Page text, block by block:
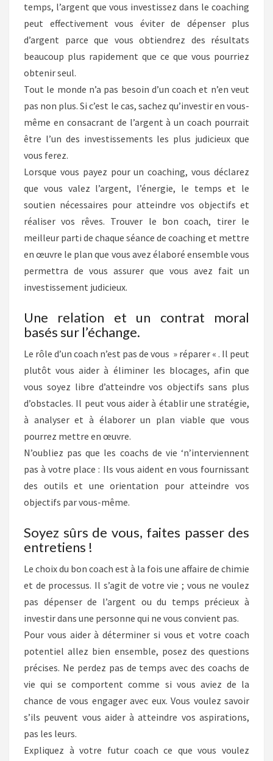
temps, l’argent que vous investissez dans le coaching
peut effectivement vous éviter de dépenser plus
d’argent parce que vous obtiendrez des résultats
beaucoup plus rapidement que ce que vous pourriez
obtenir seul.
Tout le monde n’a pas besoin d’un coach et n’en veut
pas non plus. Si c’est le cas, sachez qu’investir en vous-
même en consacrant de l’argent à un coach pourrait
être l’un des investissements les plus judicieux que
vous ferez.
Lorsque vous payez pour un coaching, vous déclarez
que vous valez l’argent, l’énergie, le temps et le
soutien nécessaires pour atteindre vos objectifs et
réaliser vos rêves. Trouver le bon coach, tirer le
meilleur parti de chaque séance de coaching et mettre
en œuvre le plan que vous avez élaboré ensemble vous
permettra de vous assurer que vous avez fait un
investissement judicieux.
Une relation et un contrat moral
basés sur l’échange.
Le rôle d’un coach n’est pas de vous » réparer « . Il peut
plutôt vous aider à éliminer les blocages, afin que
vous soyez libre d’atteindre vos objectifs sans plus
d’obstacles. Il peut vous aider à établir une stratégie,
à analyser et à élaborer un plan viable que vous
pourrez mettre en œuvre.
N’oubliez pas que les coachs de vie ‘n’interviennent
pas à votre place : Ils vous aident en vous fournissant
des outils et une orientation pour atteindre vos
objectifs par vous-même.
Soyez sûrs de vous, faites passer des
entretiens !
Le choix du bon coach est à la fois une affaire de chimie
et de processus. Il s’agit de votre vie ; vous ne voulez
pas dépenser de l’argent ou du temps précieux à
investir dans une personne qui ne vous convient pas.
Pour vous aider à déterminer si vous et votre coach
potentiel allez bien ensemble, posez des questions
précises. Ne perdez pas de temps avec des coachs de
vie qui se comportent comme si vous aviez de la
chance de vous engager avec eux. Vous voulez savoir
s’ils peuvent vous aider à atteindre vos aspirations,
pas les leurs.
Expliquez à votre futur coach ce que vous voulez